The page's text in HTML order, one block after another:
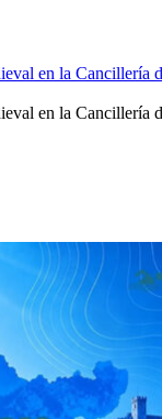
en la Cancillería
en la Cancillería